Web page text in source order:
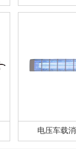
电压车载